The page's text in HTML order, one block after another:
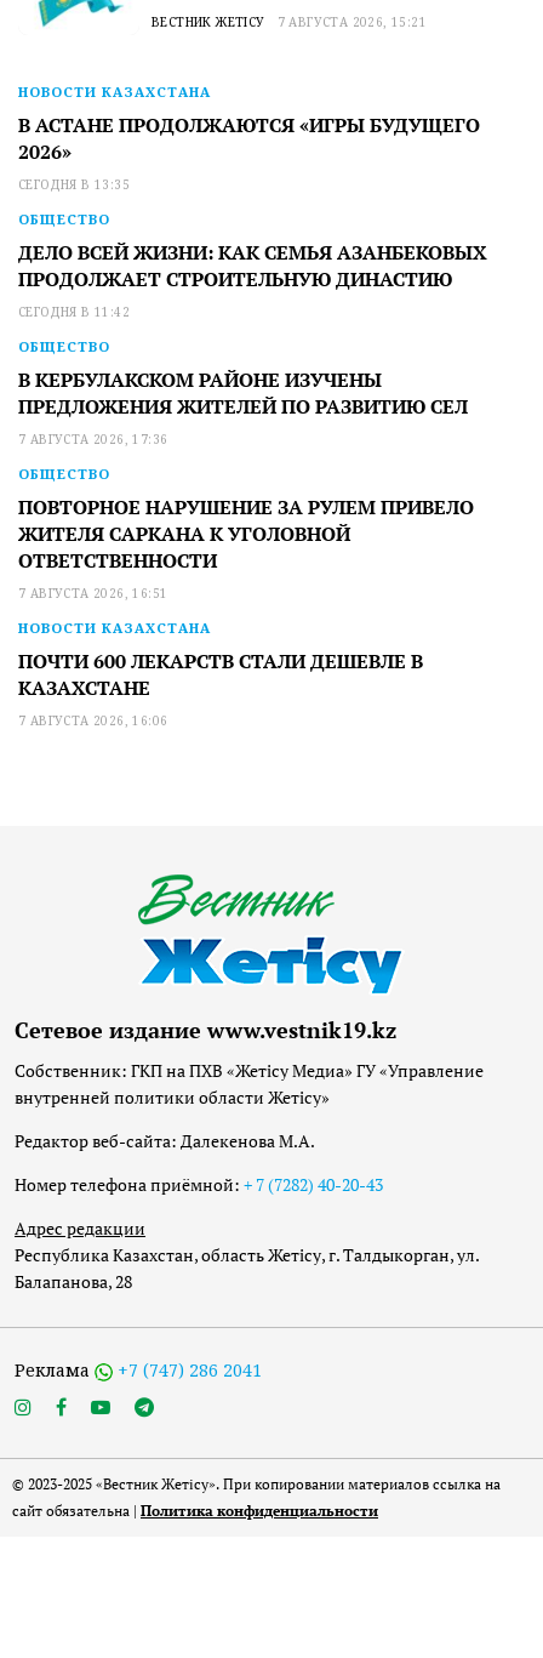
ВЕСТНИК ЖЕТІСУ 7 АВГУСТА 2026, 15:21
НОВОСТИ КАЗАХСТАНА
В АСТАНЕ ПРОДОЛЖАЮТСЯ «ИГРЫ БУДУЩЕГО
2026»
СЕГОДНЯ В 13:35
ОБЩЕСТВО
ДЕЛО ВСЕЙ ЖИЗНИ: КАК СЕМЬЯ АЗАНБЕКОВЫХ
ПРОДОЛЖАЕТ СТРОИТЕЛЬНУЮ ДИНАСТИЮ
СЕГОДНЯ В 11:42
ОБЩЕСТВО
В КЕРБУЛАКСКОМ РАЙОНЕ ИЗУЧЕНЫ
ПРЕДЛОЖЕНИЯ ЖИТЕЛЕЙ ПО РАЗВИТИЮ СЕЛ
7 АВГУСТА 2026, 17:36
ОБЩЕСТВО
ПОВТОРНОЕ НАРУШЕНИЕ ЗА РУЛЕМ ПРИВЕЛО
ЖИТЕЛЯ САРКАНА К УГОЛОВНОЙ
ОТВЕТСТВЕННОСТИ
7 АВГУСТА 2026, 16:51
НОВОСТИ КАЗАХСТАНА
ПОЧТИ 600 ЛЕКАРСТВ СТАЛИ ДЕШЕВЛЕ В
КАЗАХСТАНЕ
7 АВГУСТА 2026, 16:06
Сетевое издание www.vestnik19.kz
Собственник: ГКП на ПХВ «Жетісу Медиа» ГУ «Управление
внутренней политики области Жетісу»
Редактор веб-сайта: Далекенова М.А.
Номер телефона приёмной: + 7 (7282) 40-20-43
Адрес редакции
Республика Казахстан, область Жетісу, г. Талдыкорган, ул.
Балапанова, 28
Реклама +7 (747) 286 2041
© 2023-2025 «Вестник Жетісу». При копировании материалов ссылка на
сайт обязательна | Политика конфиденциальности